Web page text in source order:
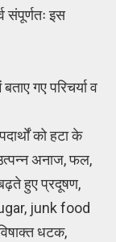
संपूर्णतः इस
गए परिचर्या व
को हटा के
अनाज, फल,
बढ़ते हुए प्रदूषण,
junk food
धटक,